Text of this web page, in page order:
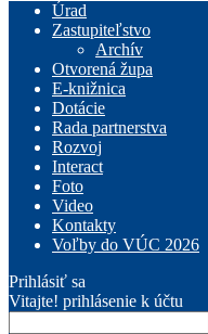
Úrad
Zastupiteľstvo
Archív
Otvorená župa
E-knižnica
Dotácie
Rada partnerstva
Rozvoj
Interact
Foto
Video
Kontakty
Voľby do VÚC 2026
Prihlásiť sa
Vitajte! prihlásenie k účtu